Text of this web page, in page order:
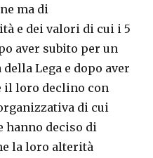
ma di
e dei valori di cui i 5
aver subito per un
Lega e dopo aver
il loro declino con
di cui
hanno deciso di
la loro alterità